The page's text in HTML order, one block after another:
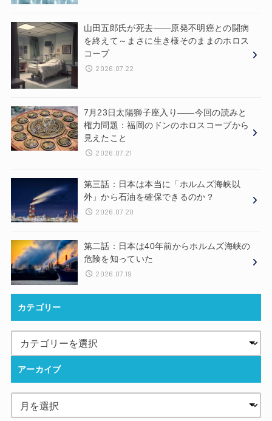
山田五郎氏が死去——原発不明癌との闘病
を終えて～まさに生き様そのままのホロス
コープ
2026.07.22
7月23日太陽獅子座入り——今回の読みと
権力問題：福岡のドンのホロスコープから
見えたこと
2026.07.21
第三話：日本は本当に「ホルムズ海峡以
外」から石油を確保できるのか？
2026.07.20
第二話：日本は40年前からホルムズ海峡の
危険を知っていた
2026.07.19
カテゴリー
アーカイブ